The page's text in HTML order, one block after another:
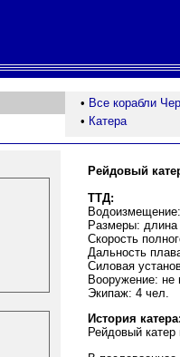
• Все корабли
• Катера
Рейдовый
ТТД:
Размеры:
Скорость
Дальность
Силовая
Вооружение: не
Экипаж: 4 чел.
История катера:
Рейдовый